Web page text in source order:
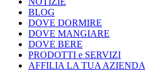
BLOG
DOVE DORMIRE
DOVE MANGIARE
DOVE BERE
PRODOTTI e SERVIZI
AFFILIA LA TUA AZIENDA